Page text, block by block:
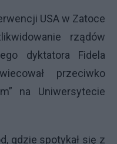
USA w Zatoce
rządów
dyktatora Fidela
przeciwko
na Uniwersytecie
gdzie spotykał się z